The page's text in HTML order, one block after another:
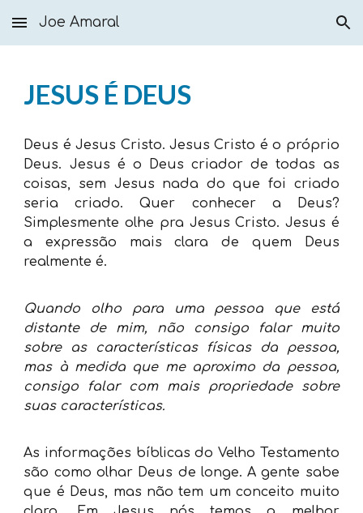
Skip to main content Skip to navigation
Joe Amaral
JESUS É DEUS
Deus é Jesus Cristo. Jesus Cristo é o próprio
Deus. Jesus é o Deus criador de todas as
coisas, sem Jesus nada do que foi criado
seria criado. Quer conhecer a Deus?
Simplesmente olhe pra Jesus Cristo. Jesus é
a expressão mais clara de quem Deus
realmente é.
Quando olho para uma pessoa que está
distante de mim, não consigo falar muito
sobre as características físicas da pessoa,
mas à medida que me aproximo da pessoa,
consigo falar com mais propriedade sobre
suas características.
As informações bíblicas do Velho Testamento
são como olhar Deus de longe. A gente sabe
que é Deus, mas não tem um conceito muito